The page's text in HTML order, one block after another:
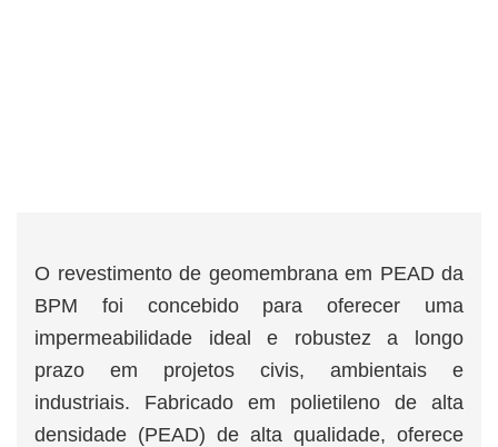
O revestimento de geomembrana em PEAD da
BPM foi concebido para oferecer uma
impermeabilidade ideal e robustez a longo
prazo em projetos civis, ambientais e
industriais. Fabricado em polietileno de alta
densidade (PEAD) de alta qualidade, oferece